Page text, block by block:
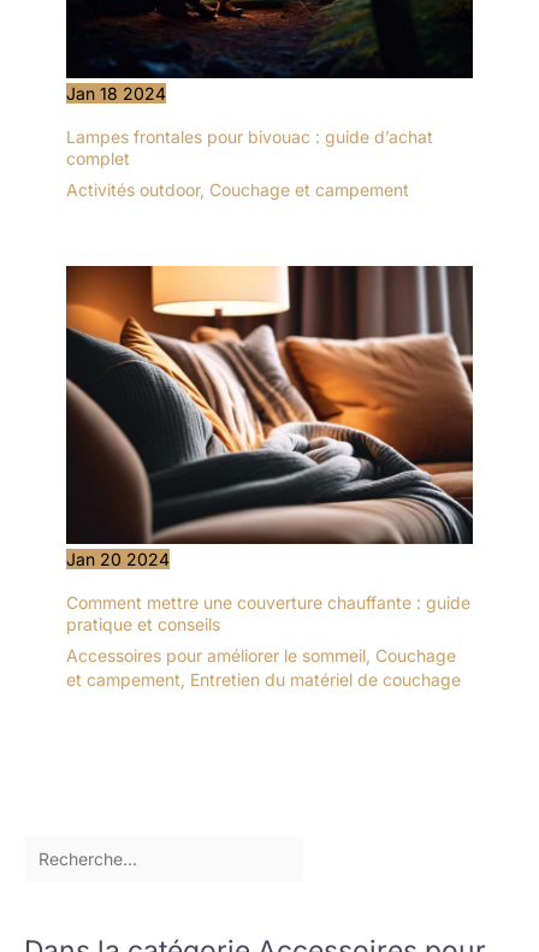
Jan 18 2024
Lampes frontales pour bivouac : guide d’achat
complet
Activités outdoor, Couchage et campement
Jan 20 2024
Comment mettre une couverture chauffante : guide
pratique et conseils
Accessoires pour améliorer le sommeil, Couchage
et campement, Entretien du matériel de couchage